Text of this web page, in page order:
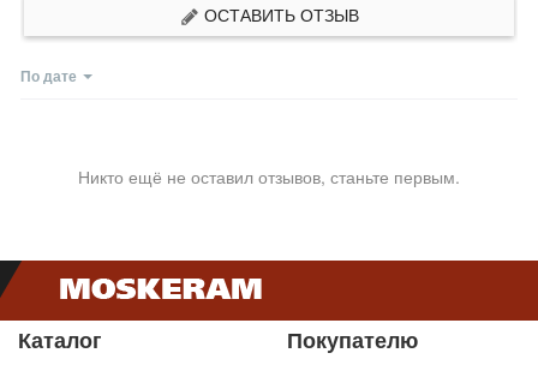
ОСТАВИТЬ ОТЗЫВ
По дате
Никто ещё не оставил отзывов, станьте первым.
Каталог Покупателю